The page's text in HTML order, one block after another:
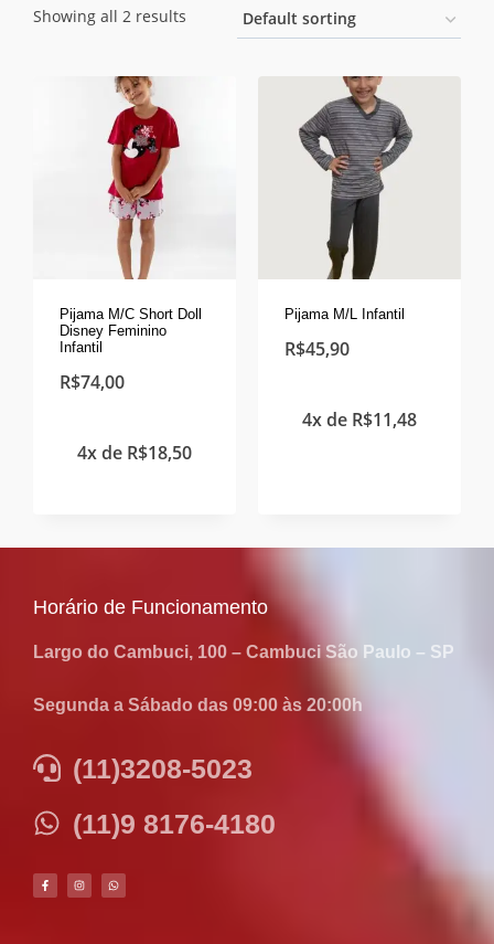
Showing all 2 results
Pijama M/C Short Doll
Disney Feminino
Infantil
R$74,00
4x de R$18,50
Pijama M/L Infantil
R$45,90
4x de R$11,48
Horário de Funcionamento
Largo do Cambuci, 100 – Cambuci São Paulo – SP
Segunda a Sábado das 09:00 às 20:00h
(11)3208-5023
(11)9 8176-4180